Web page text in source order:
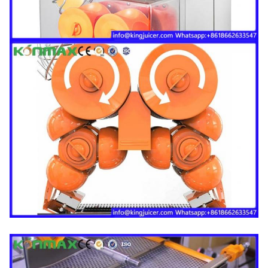
φόρτωση FT
60PCS Εξουσιοδότηση